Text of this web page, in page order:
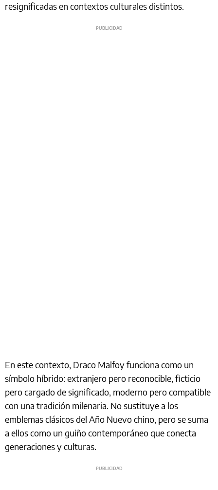
resignificadas en contextos culturales distintos.
En este contexto, Draco Malfoy funciona como un
símbolo híbrido: extranjero pero reconocible, ficticio
pero cargado de significado, moderno pero compatible
con una tradición milenaria. No sustituye a los
emblemas clásicos del Año Nuevo chino, pero se suma
a ellos como un guiño contemporáneo que conecta
generaciones y culturas.